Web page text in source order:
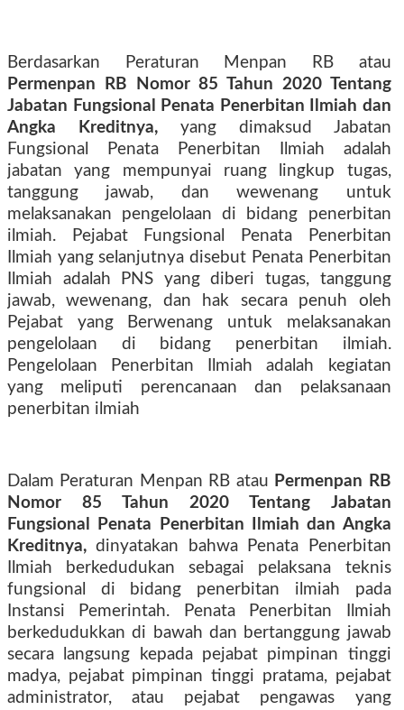
Berdasarkan Peraturan Menpan RB atau
Permenpan RB Nomor 85 Tahun 2020 Tentang
Jabatan Fungsional Penata Penerbitan Ilmiah dan
Angka Kreditnya, yang dimaksud Jabatan
Fungsional Penata Penerbitan Ilmiah adalah
jabatan yang mempunyai ruang lingkup tugas,
tanggung jawab, dan wewenang untuk
melaksanakan pengelolaan di bidang penerbitan
ilmiah. Pejabat Fungsional Penata Penerbitan
Ilmiah yang selanjutnya disebut Penata Penerbitan
Ilmiah adalah PNS yang diberi tugas, tanggung
jawab, wewenang, dan hak secara penuh oleh
Pejabat yang Berwenang untuk melaksanakan
pengelolaan di bidang penerbitan ilmiah.
Pengelolaan Penerbitan Ilmiah adalah kegiatan
yang meliputi perencanaan dan pelaksanaan
penerbitan ilmiah
Dalam Peraturan Menpan RB atau Permenpan RB
Nomor 85 Tahun 2020 Tentang Jabatan
Fungsional Penata Penerbitan Ilmiah dan Angka
Kreditnya,dinyatakan bahwa Penata Penerbitan
Ilmiah berkedudukan sebagai pelaksana teknis
fungsional di bidang penerbitan ilmiah pada
Instansi Pemerintah. Penata Penerbitan Ilmiah
berkedudukkan di bawah dan bertanggung jawab
secara langsung kepada pejabat pimpinan tinggi
madya, pejabat pimpinan tinggi pratama, pejabat
administrator, atau pejabat pengawas yang